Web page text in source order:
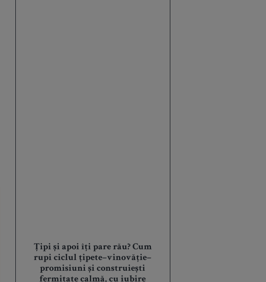
Țipi și apoi îți pare rău? Cum
rupi ciclul țipete–vinovăție–
promisiuni și construiești
fermitate calmă, cu iubire